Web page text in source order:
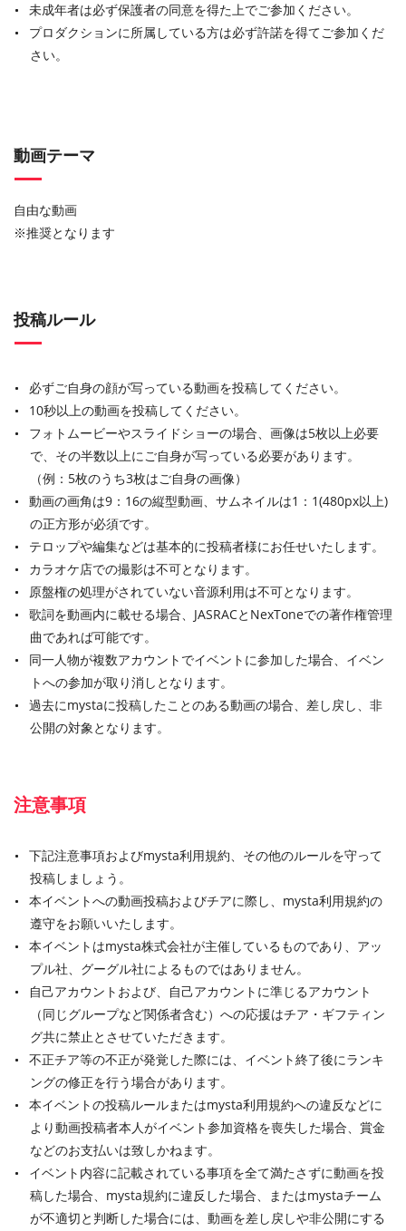
未成年者は必ず保護者の同意を得た上でご参加ください。
プロダクションに所属している方は必ず許諾を得てご参加くだ
さい。
動画テーマ
自由な動画
※推奨となります
投稿ルール
必ずご自身の顔が写っている動画を投稿してください。
10秒以上の動画を投稿してください。
フォトムービーやスライドショーの場合、画像は5枚以上必要
で、その半数以上にご自身が写っている必要があります。
（例：5枚のうち3枚はご自身の画像）
動画の画角は9：16の縦型動画、サムネイルは1：1(480px以上)
の正方形が必須です。
テロップや編集などは基本的に投稿者様にお任せいたします。
カラオケ店での撮影は不可となります。
原盤権の処理がされていない音源利用は不可となります。
歌詞を動画内に載せる場合、JASRACとNexToneでの著作権管理
曲であれば可能です。
同一人物が複数アカウントでイベントに参加した場合、イベン
トへの参加が取り消しとなります。
過去にmystaに投稿したことのある動画の場合、差し戻し、非
公開の対象となります。
注意事項
下記注意事項およびmysta利用規約、その他のルールを守って
投稿しましょう。
本イベントへの動画投稿およびチアに際し、mysta利用規約の
遵守をお願いいたします。
本イベントはmysta株式会社が主催しているものであり、アッ
プル社、グーグル社によるものではありません。
自己アカウントおよび、自己アカウントに準じるアカウント
（同じグループなど関係者含む）への応援はチア・ギフティン
グ共に禁止とさせていただきます。
不正チア等の不正が発覚した際には、イベント終了後にランキ
ングの修正を行う場合があります。
本イベントの投稿ルールまたはmysta利用規約への違反などに
より動画投稿者本人がイベント参加資格を喪失した場合、賞金
などのお支払いは致しかねます。
イベント内容に記載されている事項を全て満たさずに動画を投
稿した場合、mysta規約に違反した場合、またはmystaチーム
が不適切と判断した場合には、動画を差し戻しや非公開にする